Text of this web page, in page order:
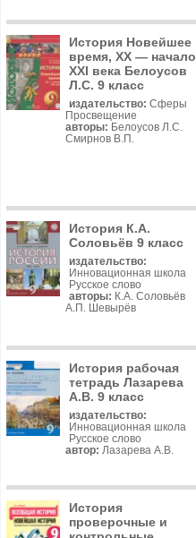
История Новейшее
время, XX — начало
XXI века Белоусов
Л.С. 9 класс
издательство: Сферы
Просвещение
авторы: Белоусов Л.С.
Смирнов В.П.
История К.А.
Соловьёв 9 класс
издательство:
Инновационная школа
Русское слово
авторы: К.А. Соловьёв
А.П. Шевырёв
История рабочая
тетрадь Лазарева
А.В. 9 класс
издательство:
Инновационная школа
Русское слово
автор: Лазарева А.В.
История
проверочные и